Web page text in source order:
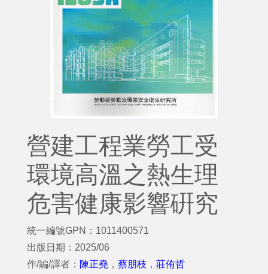
營建工程業勞工受
環境高溫之熱生理
危害健康影響硏究
統一編號GPN：1011400571
出版日期：2025/06
作/編/譯者： 陳正堯 ， 蔡朋枝 ， 莊侑哲